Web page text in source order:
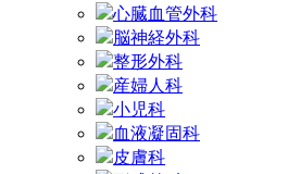
心臓血管外科
脳神経外科
整形外科
産婦人科
小児科
血液凝固科
皮膚科